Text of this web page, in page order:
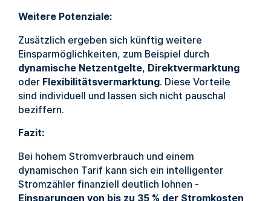
Weitere Potenziale:
Zusätzlich ergeben sich künftig weitere
Einsparmöglichkeiten, zum Beispiel durch
dynamische Netzentgelte, Direktvermarktung
oder Flexibilitätsvermarktung. Diese Vorteile
sind individuell und lassen sich nicht pauschal
beziffern.
Fazit:
Bei hohem Stromverbrauch und einem
dynamischen Tarif kann sich ein intelligenter
Stromzähler finanziell deutlich lohnen -
Einsparungen von bis zu 35 % der Stromkosten